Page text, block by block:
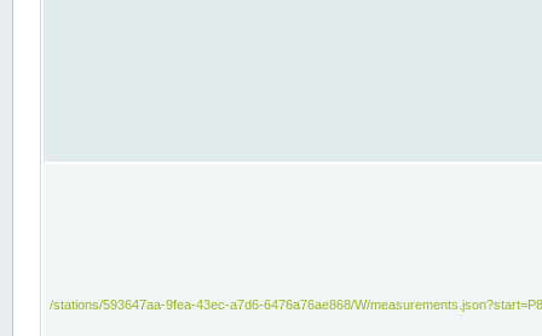
/stations/593647aa-9fea-43ec-a7d6-6476a76ae868/W/